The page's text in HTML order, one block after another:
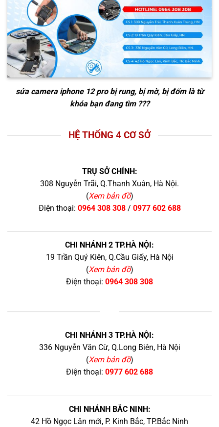
sửa camera iphone 12 pro bị rung, bị mờ, bị đốmlà từ
khóa bạn đang tìm ???
HỆ THỐNG 4 CƠ SỞ
TRỤ SỞ CHÍNH:
308 Nguyễn Trãi, Q.Thanh Xuân, Hà Nội.
(Xem bản đồ)
Điện thoại: 0964 308 308/ 0977 602 688
CHI NHÁNH 2 TP.HÀ NỘI:
19 Trần Quý Kiên, Q.Cầu Giấy, Hà Nội
(Xem bản đồ)
Điện thoại: 0964 308 308
CHI NHÁNH 3 TP.HÀ NỘI:
336 Nguyễn Văn Cừ, Q.Long Biên, Hà Nội
(Xem bản đồ)
Điện thoại: 0977 602 688
CHI NHÁNH BẮC NINH:
42 Hồ Ngọc Lân mới, P. Kinh Bắc, TP.Bắc Ninh